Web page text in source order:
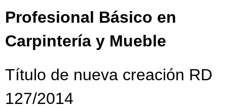
Profesional Básico en
Carpintería y Mueble
Título de nueva creación RD
127/2014